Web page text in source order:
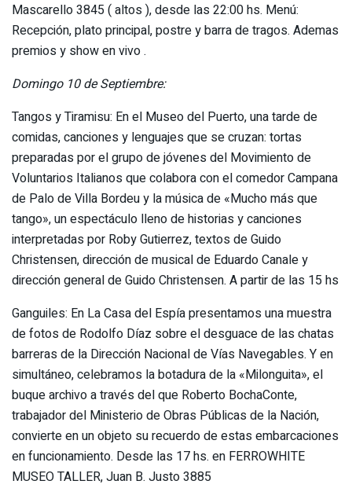
Mascarello 3845 ( altos ), desde las 22:00 hs. Menú:
Recepción, plato principal, postre y barra de tragos. Ademas
premios y show en vivo .
Domingo 10 de Septiembre:
Tangos y Tiramisu: En el Museo del Puerto, una tarde de
comidas, canciones y lenguajes que se cruzan: tortas
preparadas por el grupo de jóvenes del Movimiento de
Voluntarios Italianos que colabora con el comedor Campana
de Palo de Villa Bordeu y la música de «Mucho más que
tango», un espectáculo lleno de historias y canciones
interpretadas por Roby Gutierrez, textos de Guido
Christensen, dirección de musical de Eduardo Canale y
dirección general de Guido Christensen. A partir de las 15 hs
Ganguiles: En La Casa del Espía presentamos una muestra
de fotos de Rodolfo Díaz sobre el desguace de las chatas
barreras de la Dirección Nacional de Vías Navegables. Y en
simultáneo, celebramos la botadura de la «Milonguita», el
buque archivo a través del que Roberto BochaConte,
trabajador del Ministerio de Obras Públicas de la Nación,
convierte en un objeto su recuerdo de estas embarcaciones
en funcionamiento. Desde las 17 hs. en FERROWHITE
MUSEO TALLER, Juan B. Justo 3885